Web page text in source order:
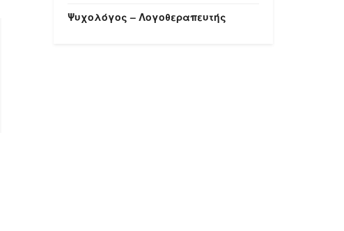
Ψυχολόγος – Λογοθεραπευτής